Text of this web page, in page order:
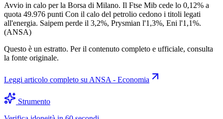
Avvio in calo per la Borsa di Milano. Il Ftse Mib cede lo 0,12% a
quota 49.976 punti Con il calo del petrolio cedono i titoli legati
all'energia. Saipem perde il 3,2%, Prysmian l'1,3%, Eni l'1,1%.
(ANSA)
Questo è un estratto. Per il contenuto completo e ufficiale, consulta
la fonte originale.
Leggi articolo completo su ANSA - Economia
Strumento